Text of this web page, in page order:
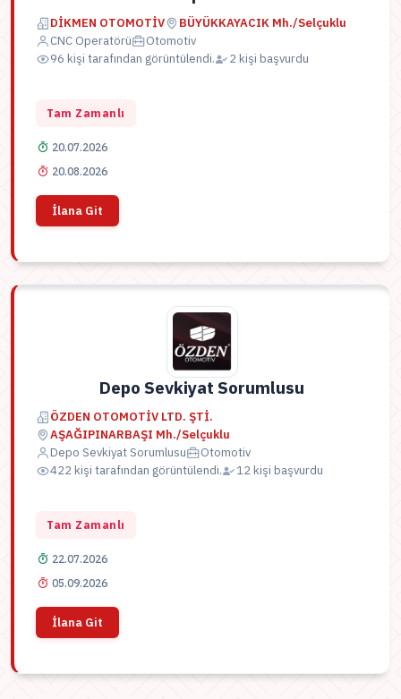
DİKMEN OTOMOTİV
BÜYÜKKAYACIK Mh./Selçuklu
CNC Operatörü
Otomotiv
96 kişi tarafından görüntülendi.
2 kişi başvurdu
Tam Zamanlı
20.07.2026
20.08.2026
İlana Git
Depo Sevkiyat Sorumlusu
ÖZDEN OTOMOTİV LTD. ŞTİ.
AŞAĞIPINARBAŞI Mh./Selçuklu
Depo Sevkiyat Sorumlusu
Otomotiv
422 kişi tarafından görüntülendi.
12 kişi başvurdu
Tam Zamanlı
22.07.2026
05.09.2026
İlana Git